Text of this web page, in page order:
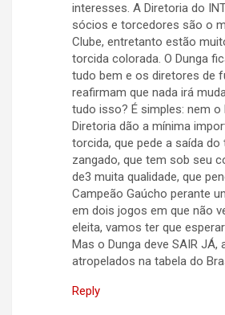
interesses. A Diretoria do
sócios e torcedores são o
Clube, entretanto estão
torcida colorada. O Dunga
tudo bem e os diretores de
reafirmam que nada irá
tudo isso? É simples: nem o
Diretoria dão a mínima
torcida, que pede a saída do
zangado, que tem sob seu
de3 muita qualidade, que
Campeão Gaúcho perante
em dois jogos em que não
eleita, vamos ter que
Mas o Dunga deve SAIR JÁ,
atropelados na tabela do
Reply